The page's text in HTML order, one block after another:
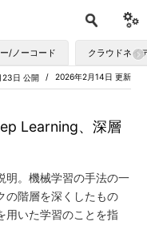
/ノーコード クラウドネイ
2026年2月14日 更新
23日 公開
Learning、深層
明。機械学習の手法の一
の階層を深くしたもの
用いた学習のことを指